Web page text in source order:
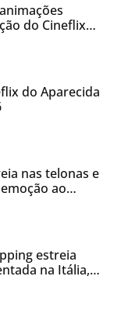
do Cineflix
do Aparecida
nas telonas e
ao
estreia
na Itália,
o Dia dos